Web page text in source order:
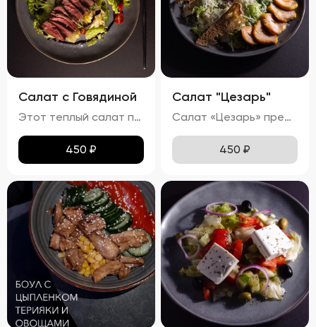
Салат с Говядиной
Этот теплый салат поражает своим сочетанием вкусов и ароматов. Кусочки сочной говядины гармонично дополняются мягкими ломтиками баклажанов и спелых помидоров. Равномерно распределённый по поверхности сыра мармезан придаёт блюду изысканную пикантность. Вкус салата насыщен теплом, где каждая составляющая играет свою роль: солоноватая говядина, кислинка помидоров и пряная нотка баклажанов создают идеальный баланс. Ароматы жареной говядины и баклажанов наполняют блюдо особым шармом. Консистенция салата остаётся мягкой благодаря нежному мясу и тушеным овощам, при этом плавленный сыр мармезан добавляет приятного сливочного оттенка.
450 ₽
Салат "Цезарь"
Салат «Цезарь» представляет собой гармоничное сочетание свежих ингредиентов, создающих неповторимый вкусовой ансамбль. Ярко-зелёные листья салата формируют основу блюда, дополняясь сочными красными помидорами черри и золотистыми гренками. Тонкий слой пармезана равномерно покрывает салат, придавая ему пикантность. Вкусовая палитра раскрывается легким вкусом с нотками чеснока и лимона, а куриное филе добавляет блюду нежную структуру и насыщенный аромат. Помидоры черри радуют своей сладостью и сочностью, подчеркивая свежесть всего салата. Хрустящие гренки завершают композицию, добавляя приятную текстуру. Аромат блюда сочетает в себе свежие ноты зелени, чесночную остроту и теплые оттенки куриного мяса.
450 ₽